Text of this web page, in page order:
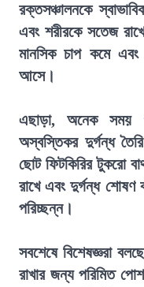
রক্তসঞ্চালনকে
এবং শরীরকে সতেজ
মানসিক চাপ কমে
আসে।
এছাড়া, অনেক সময়
অস্বস্তিকর দুর্গন্ধ
ছোট ফিটকিরির টুকরো
রাখে এবং দুর্গন্ধ
পরিচ্ছন্ন।
সবশেষে বিশেষজ্ঞরা
রাখার জন্য পরিমিত